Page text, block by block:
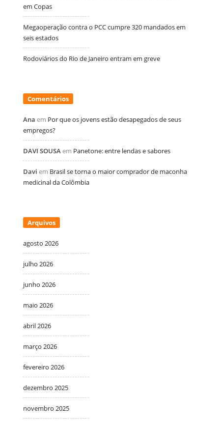
em Copas
Megaoperação contra o PCC cumpre 320 mandados em
seis estados
Rodoviários do Rio de Janeiro entram em greve
Comentários
Ana em Por que os jovens estão desapegados de seus
empregos?
DAVI SOUSAem Panetone: entre lendas e sabores
Davi em Brasil se torna o maior comprador de maconha
medicinal da Colômbia
Arquivos
agosto 2026
julho 2026
junho 2026
maio 2026
abril 2026
março 2026
fevereiro 2026
dezembro 2025
novembro 2025